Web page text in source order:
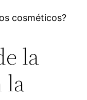
cosméticos?
la
la